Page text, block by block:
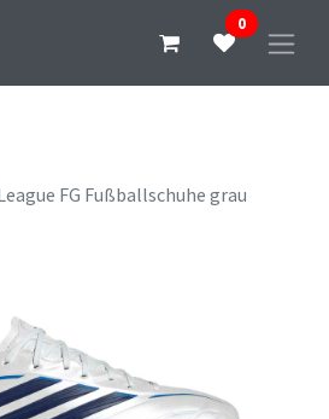
0
FG Fußballschuhe grau